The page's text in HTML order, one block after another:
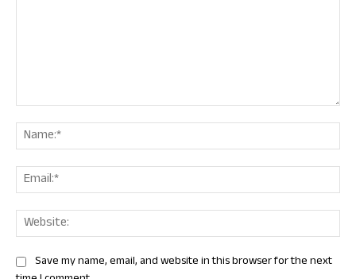
Save my name, email, and website in this browser for the next